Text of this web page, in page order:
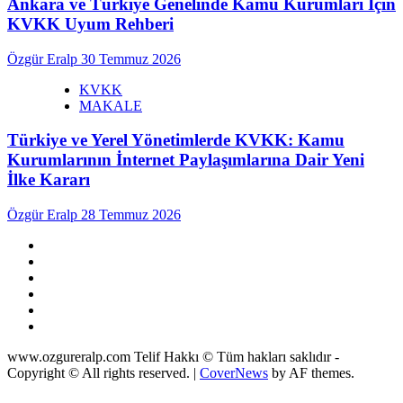
Ankara ve Türkiye Genelinde Kamu Kurumları İçin
KVKK Uyum Rehberi
Özgür Eralp 30 Temmuz 2026
KVKK
MAKALE
Türkiye ve Yerel Yönetimlerde KVKK: Kamu
Kurumlarının İnternet Paylaşımlarına Dair Yeni
İlke Kararı
Özgür Eralp 28 Temmuz 2026
www.ozgureralp.com Telif Hakkı © Tüm hakları saklıdır -
Copyright © All rights reserved. | CoverNews by AF themes.